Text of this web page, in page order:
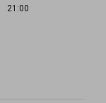
21:00